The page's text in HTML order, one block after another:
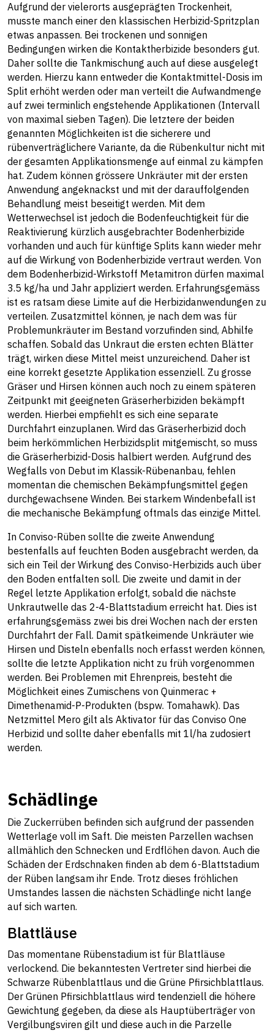
Aufgrund der vielerorts ausgeprägten Trockenheit,
musste manch einer den klassischen Herbizid-Spritzplan
etwas anpassen. Bei trockenen und sonnigen
Bedingungen wirken die Kontaktherbizide besonders gut.
Daher sollte die Tankmischung auch auf diese ausgelegt
werden. Hierzu kann entweder die Kontaktmittel-Dosis im
Split erhöht werden oder man verteilt die Aufwandmenge
auf zwei terminlich engstehende Applikationen (Intervall
von maximal sieben Tagen). Die letztere der beiden
genannten Möglichkeiten ist die sicherere und
rübenverträglichere Variante, da die Rübenkultur nicht mit
der gesamten Applikationsmenge auf einmal zu kämpfen
hat. Zudem können grössere Unkräuter mit der ersten
Anwendung angeknackst und mit der darauffolgenden
Behandlung meist beseitigt werden. Mit dem
Wetterwechsel ist jedoch die Bodenfeuchtigkeit für die
Reaktivierung kürzlich ausgebrachter Bodenherbizide
vorhanden und auch für künftige Splits kann wieder mehr
auf die Wirkung von Bodenherbizide vertraut werden. Von
dem Bodenherbizid-Wirkstoff Metamitron dürfen maximal
3.5 kg/ha und Jahr appliziert werden. Erfahrungsgemäss
ist es ratsam diese Limite auf die Herbizidanwendungen zu
verteilen. Zusatzmittel können, je nach dem was für
Problemunkräuter im Bestand vorzufinden sind, Abhilfe
schaffen. Sobald das Unkraut die ersten echten Blätter
trägt, wirken diese Mittel meist unzureichend. Daher ist
eine korrekt gesetzte Applikation essenziell. Zu grosse
Gräser und Hirsen können auch noch zu einem späteren
Zeitpunkt mit geeigneten Gräserherbiziden bekämpft
werden. Hierbei empfiehlt es sich eine separate
Durchfahrt einzuplanen. Wird das Gräserherbizid doch
beim herkömmlichen Herbizidsplit mitgemischt, so muss
die Gräserherbizid-Dosis halbiert werden. Aufgrund des
Wegfalls von Debut im Klassik-Rübenanbau, fehlen
momentan die chemischen Bekämpfungsmittel gegen
durchgewachsene Winden. Bei starkem Windenbefall ist
die mechanische Bekämpfung oftmals das einzige Mittel.
In Conviso-Rüben sollte die zweite Anwendung
bestenfalls auf feuchten Boden ausgebracht werden, da
sich ein Teil der Wirkung des Conviso-Herbizids auch über
den Boden entfalten soll. Die zweite und damit in der
Regel letzte Applikation erfolgt, sobald die nächste
Unkrautwelle das 2-4-Blattstadium erreicht hat. Dies ist
erfahrungsgemäss zwei bis drei Wochen nach der ersten
Durchfahrt der Fall. Damit spätkeimende Unkräuter wie
Hirsen und Disteln ebenfalls noch erfasst werden können,
sollte die letzte Applikation nicht zu früh vorgenommen
werden. Bei Problemen mit Ehrenpreis, besteht die
Möglichkeit eines Zumischens von Quinmerac +
Dimethenamid-P-Produkten (bspw. Tomahawk). Das
Netzmittel Mero gilt als Aktivator für das Conviso One
Herbizid und sollte daher ebenfalls mit 1l/ha zudosiert
werden.
Schädlinge
Die Zuckerrüben befinden sich aufgrund der passenden
Wetterlage voll im Saft. Die meisten Parzellen wachsen
allmählich den Schnecken und Erdflöhen davon. Auch die
Schäden der Erdschnaken finden ab dem 6-Blattstadium
der Rüben langsam ihr Ende. Trotz dieses fröhlichen
Umstandes lassen die nächsten Schädlinge nicht lange
auf sich warten.
Blattläuse
Das momentane Rübenstadium ist für Blattläuse
verlockend. Die bekanntesten Vertreter sind hierbei die
Schwarze Rübenblattlaus und die Grüne Pfirsichblattlaus.
Der Grünen Pfirsichblattlaus wird tendenziell die höhere
Gewichtung gegeben, da diese als Hauptüberträger von
Vergilbungsviren gilt und diese auch in die Parzelle